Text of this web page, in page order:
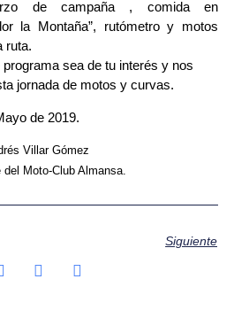
de campaña , comida en
la Montaña”, rutómetro y motos
ruta.
sea de tu interés y nos
jornada de motos y curvas.
de 2019.
Villar Gómez
del Moto-Club Almansa.
Siguiente